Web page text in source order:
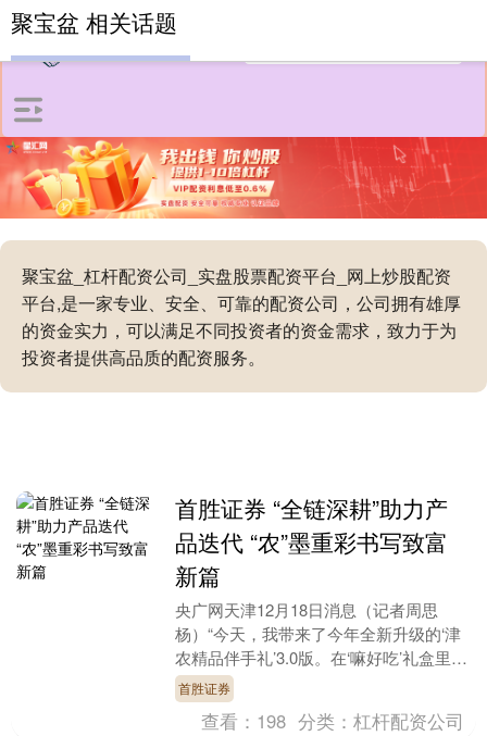
聚宝盆_杠杆配资公司_实盘股票配资平台_网上炒股配资
平台,是一家专业、安全、可靠的配资公司，公司拥有雄厚
的资金实力，可以满足不同投资者的资金需求，致力于为
投资者提供高品质的配资服务。
聚宝盆 相关话题
首胜证券 “全链深耕”助力产
品迭代 “农”墨重彩书写致富
新篇
央广网天津12月18日消息（记者周思
杨）“今天，我带来了今年全新升级的‘津
农精品伴手礼’3.0版。在‘嘛好吃’礼盒里，
有小站稻‘GABA’米、红瑶干薯片等有着
纯....
首胜证券
查看： 198 分类：杠杆配资公司